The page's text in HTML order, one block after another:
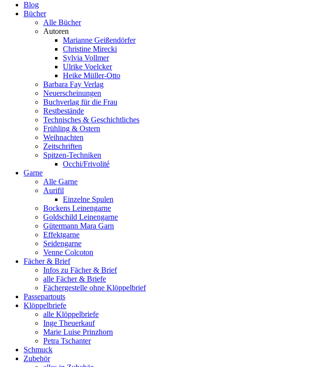
Blog
Bücher
Alle Bücher
Autoren
Marianne Geißendörfer
Christine Mirecki
Sylvia Vollmer
Ulrike Voelcker
Heike Müller-Otto
Barbara Fay Verlag
Neuerscheinungen
Buchverlag für die Frau
Restbestände
Technisches & Geschichtliches
Frühling & Ostern
Weihnachten
Zeitschriften
Spitzen-Techniken
Occhi/Frivolité
Garne
Alle Garne
Aurifil
Einzelne Spulen
Bockens Leinengarne
Goldschild Leinengarne
Gütermann Mara Garn
Effektgarne
Seidengarne
Venne Colcoton
Fächer & Brief
Infos zu Fächer & Brief
alle Fächer & Briefe
Fächergestelle ohne Klöppelbrief
Passepartouts
Klöppelbriefe
alle Klöppelbriefe
Inge Theuerkauf
Marie Luise Prinzhorn
Petra Tschanter
Schmuck
Zubehör